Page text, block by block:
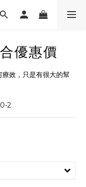
優惠價
效，只是有很大的幫
2